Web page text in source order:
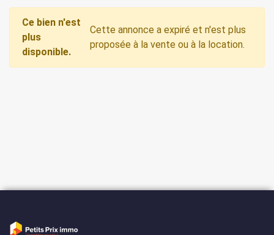
Ce bien n'est
plus
disponible.
Cette annonce a expiré et n'est plus
proposée à la vente ou à la location.